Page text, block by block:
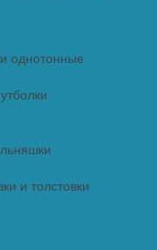
однотонные
и толстовки